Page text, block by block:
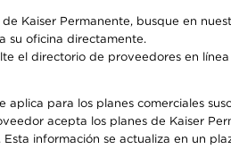
Kaiser Permanente, busque en
su oficina directamente.
el directorio de proveedores en
para los planes comerciales
acepta los planes de Kaiser
Esta información se actualiza en un